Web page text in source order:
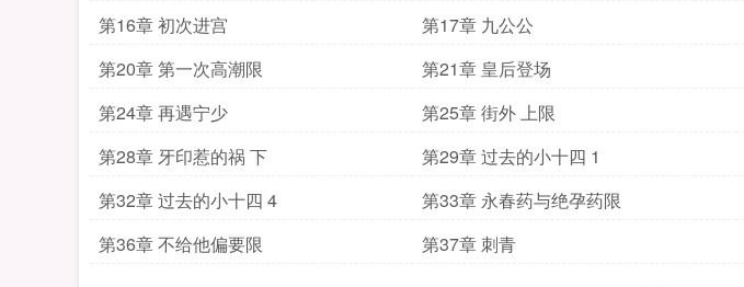
第16章 初次进宫
第17章 九公公
第20章 第一次高潮限
第21章 皇后登场
第24章 再遇宁少
第25章 街外 上限
第28章 牙印惹的祸 下
第29章 过去的小十四 1
第32章 过去的小十四 4
第33章 永春药与绝孕药限
第36章 不给他偏要限
第37章 刺青